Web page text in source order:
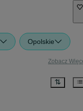
Opolskie
Zobacz